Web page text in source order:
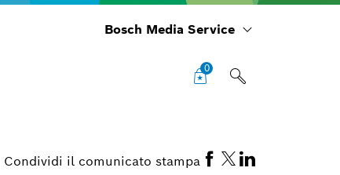
Bosch Media Service
0
Condividi il comunicato stampa